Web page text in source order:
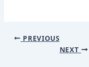
PREVIOUS
NEXT